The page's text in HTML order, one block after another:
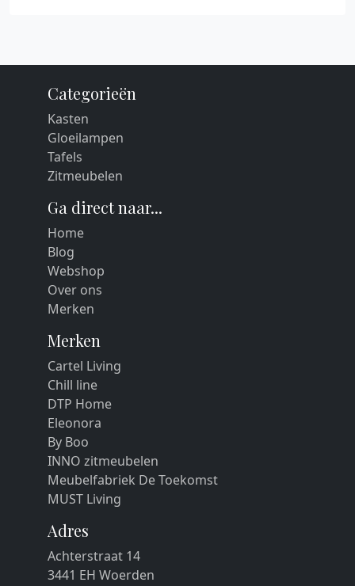
Categorieën
Kasten
Gloeilampen
Tafels
Zitmeubelen
Ga direct naar...
Home
Blog
Webshop
Over ons
Merken
Merken
Cartel Living
Chill line
DTP Home
Eleonora
By Boo
INNO zitmeubelen
Meubelfabriek De Toekomst
MUST Living
Adres
Achterstraat 14
3441 EH Woerden